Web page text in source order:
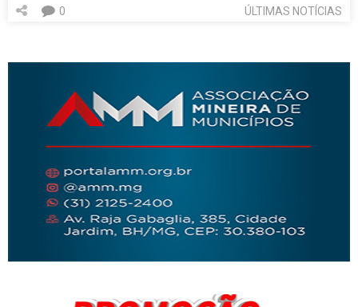
ÚLTIMAS NOTÍCIAS
0